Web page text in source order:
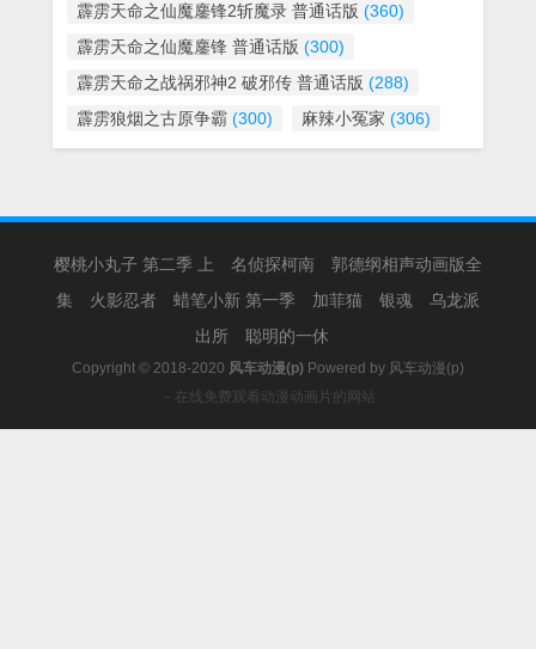
霹雳天命之仙魔鏖锋2斩魔录 普通话版 (360)
霹雳天命之仙魔鏖锋 普通话版 (300)
霹雳天命之战祸邪神2 破邪传 普通话版 (288)
霹雳狼烟之古原争霸 (300) 麻辣小冤家 (306)
樱桃小丸子 第二季 上 名侦探柯南
郭德纲相声动画版全
集
火影忍者 蜡笔小新 第一季 加菲猫 银魂
乌龙派
出所
聪明的一休
Copyright © 2018-2020 风车动漫(p) Powered by 风车动漫(p)
－在线免费观看动漫动画片的网站